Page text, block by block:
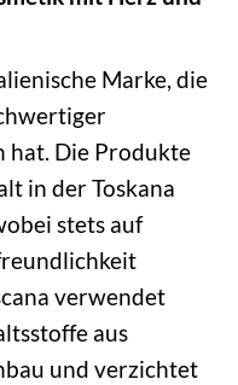
Marke, die
hat. Die Produkte
in der Toskana
stets auf
verwendet
aus
und verzichtet